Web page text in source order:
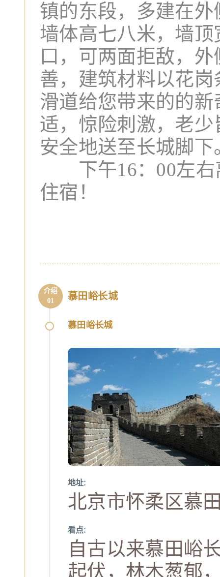
镇的东段，多建在
墙体高七八米，墙
口，可两面拒敌，
善，建筑材料以花
滑道给您带来的的
适，惊险刺激，老
安全地送至长城脚下
下午16：00左右
住宿！
介绍
01
慕田峪长城
慕田峪长城
地址:
看点:
自古以来慕田峪
起伏，林木葱郁